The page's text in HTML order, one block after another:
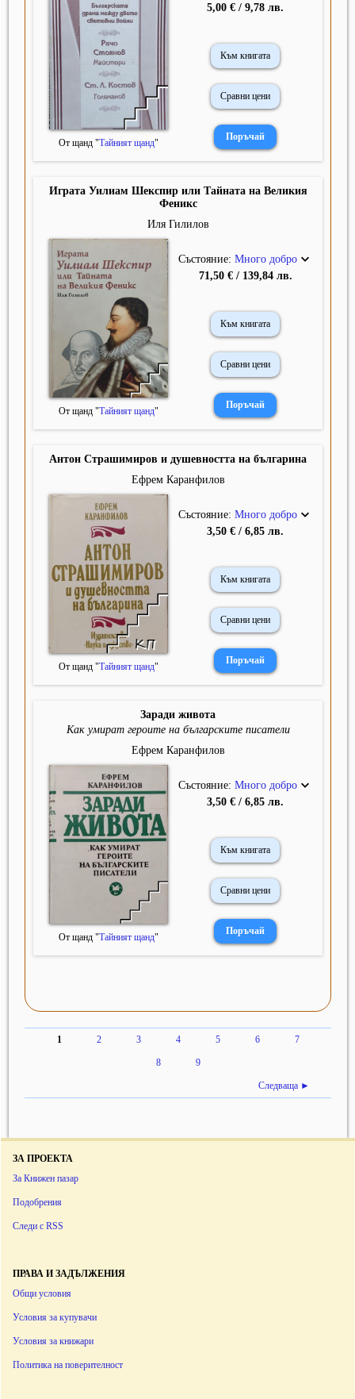
От щанд "Тайният щанд"
5,00 € / 9,78 лв.
Към книгата
Сравни цени
Играта Уилиам Шекспир или Тайната на Великия
Феникс
Иля Гилилов
От щанд "Тайният щанд"
Състояние: Много добро
71,50 € / 139,84 лв.
Към книгата
Сравни цени
Антон Страшимиров и душевността на българина
Ефрем Каранфилов
От щанд "Тайният щанд"
Състояние: Много добро
3,50 € / 6,85 лв.
Към книгата
Сравни цени
Заради живота
Как умират героите на българските писатели
Ефрем Каранфилов
От щанд "Тайният щанд"
Състояние: Много добро
3,50 € / 6,85 лв.
Към книгата
Сравни цени
1 2 3 4 5 6 7
8 9
Следваща ►
ЗА ПРОЕКТА
За Книжен пазар
Подобрения
Следи с RSS
ПРАВА И ЗАДЪЛЖЕНИЯ
Общи условия
Условия за купувачи
Условия за книжари
Политика на поверителност